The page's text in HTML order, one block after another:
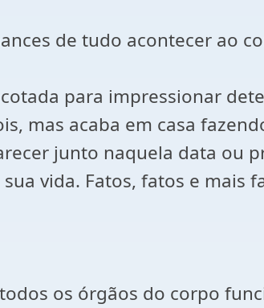
de tudo acontecer ao
para impressionar
mas acaba em casa
junto naquela data ou
vida. Fatos, fatos e mais
os órgãos do corpo